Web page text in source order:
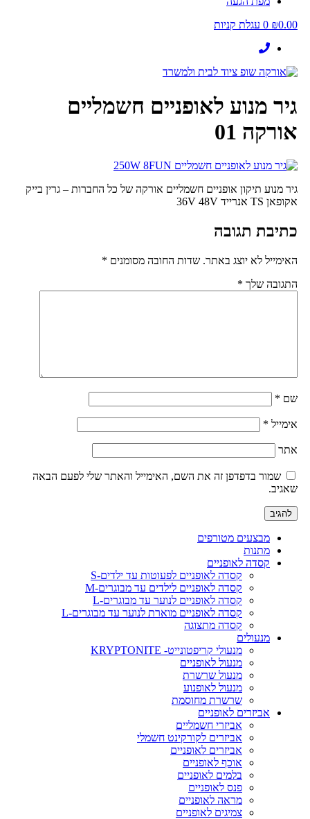
₪0.00
0 עגלת קניות
גיר מנוע לאופניים חשמליים
אורקה 01
גיר מנוע תיקון אופניים חשמליים אורקה של כל החברות – גרין בייק
אקופאן TS אנרייד 36V 48V
כתיבת תגובה
האימייל לא יוצג באתר. שדות החובה מסומנים *
התגובה שלך *
שם *
אימייל *
אתר
שמור בדפדפן זה את השם, האימייל והאתר שלי לפעם הבאה
שאגיב.
מבצעים מטורפים
מתנות
קסדה לאופניים
קסדה לאופניים לפעוטות עד ילדים-S
קסדה לאופניים לילדים עד מבוגרים-M
קסדה לאופניים לנוער עד מבוגרים-L
קסדה לאופניים מוארת לנוער עד מבוגרים-L
קסדה מתצוגה
מנעולים
מנעולי קריפטונייט- KRYPTONITE
מנעול לאופניים
מנעול שרשרת
מנעול לאופנוע
שרשרת מחוסמת
אביזרים לאופניים
אביזרי חשמליים
אביזרים לקורקינט חשמלי
אביזרים לאופניים
אוכף לאופניים
בלמים לאופניים
פנס לאופניים
מראה לאופניים
צמיגים לאופניים